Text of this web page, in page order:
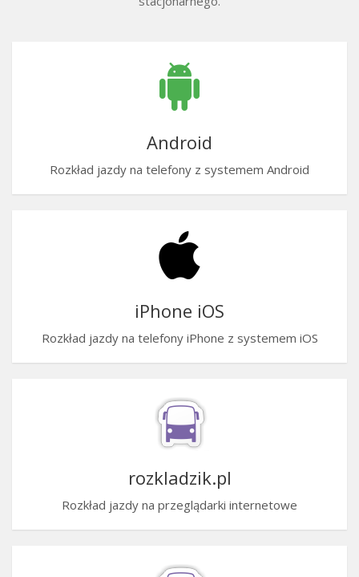
Android
Rozkład jazdy na telefony z systemem Android
iPhone iOS
Rozkład jazdy na telefony iPhone z systemem iOS
rozkladzik.pl
Rozkład jazdy na przeglądarki internetowe